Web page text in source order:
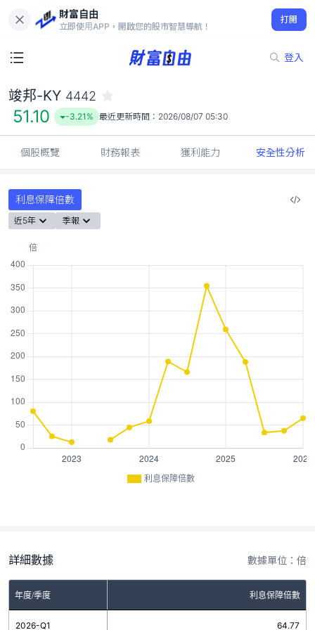
財富自由
立即使用APP，開啟您的股市智慧導航！
打開
登入
51.10
-3.21%
竣邦-KY 4442
51.10 -3.21% 最近更新時間： 2026/08/07 05:30
個股概覽 財務報表 獲利能力 安全性分析
利息保障倍數
近5年 季報
利息保障倍數
詳細數據 數據單位：倍
年度/季度 利息保障倍數
2026-Q1 64.77